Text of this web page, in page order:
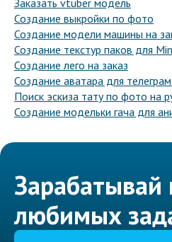
Заказать vtuber модель
Создание выкройки по фото
Создание модели машины на
Создание текстур паков для
Создание лего на заказ
Создание аватара для
Поиск эскиза тату по фото на
Создание модельки гача для
Зарабатывай
любимых